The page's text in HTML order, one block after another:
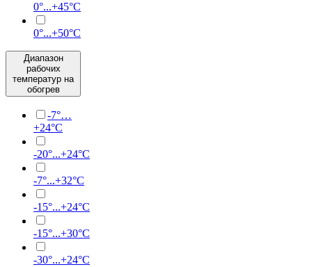
0°...+45°C
0°...+50°С
Диапазон
рабочих
температур на
обогрев
-7°…
+24°C
-20°...+24°C
-7°...+32°C
-15°...+24°C
-15°...+30°C
-30°...+24°C